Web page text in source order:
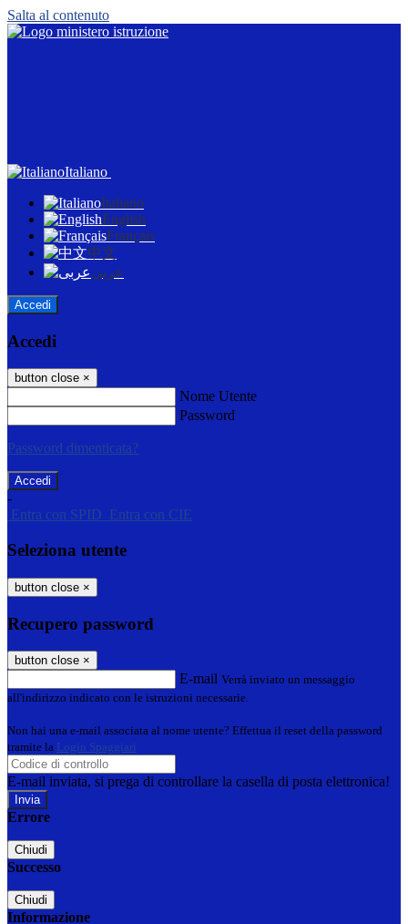
Salta al contenuto
Italiano
Italiano
English
Français
中文
عربى
Accedi
Accedi
button close ×
Nome Utente
Password
Password dimenticata?
-
Entra con SPID
Entra con CIE
Seleziona utente
button close ×
Recupero password
button close ×
E-mail Verrà inviato un messaggio
all'indirizzo indicato con le istruzioni necessarie.
Non hai una e-mail associata al nome utente? Effettua il reset della password
tramite la Login Spaggiari
E-mail inviata, si prega di controllare la casella di posta elettronica!
Errore
Chiudi
Successo
Chiudi
Informazione